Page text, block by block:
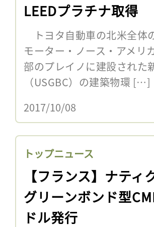
LEEDプラチナ取得
トヨタ自動車の北米全体
モーター・ノース・アメリ
部のプレイノに建設された
（USGBC）の建築物環 […]
2017/10/08
トップニュース
【フランス】ナテ
グリーンボンド型
ドル発行